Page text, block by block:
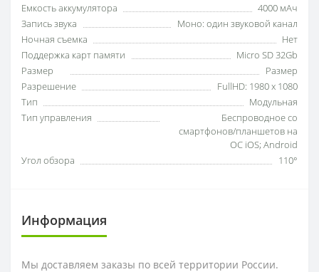
Емкость аккумулятора
4000 мАч
Запись звука
Моно: один звуковой канал
Ночная съемка
Нет
Поддержка карт памяти
Micro SD 32Gb
Размер
Размер
Разрешение
FullHD: 1980 х 1080
Тип
Модульная
Тип управления
Беспроводное со
смартфонов/планшетов на
ОС iOS; Android
Угол обзора
110°
Информация
Мы доставляем заказы по всей территории России.